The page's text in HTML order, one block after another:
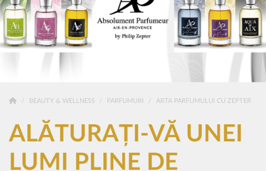
BEAUTY & WELLNESS PARFUMURI ARTA PARFUMULUI CU ZEPTER
ALĂTURAȚI-VĂ UNEI
LUMI PLINE DE